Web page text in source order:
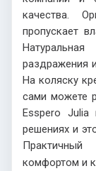
качества.
пропускает
раздражения
На коляску
сами можете
Esspero
Julia
решениях и
комфортом и